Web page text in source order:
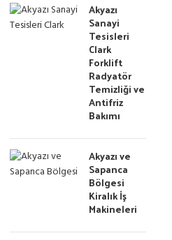
Akyazı
Sanayi
Tesisleri
Clark
Forklift
Radyatör
Temizliği ve
Antifriz
Bakımı
Akyazı ve
Sapanca
Bölgesi
Kiralık İş
Makineleri